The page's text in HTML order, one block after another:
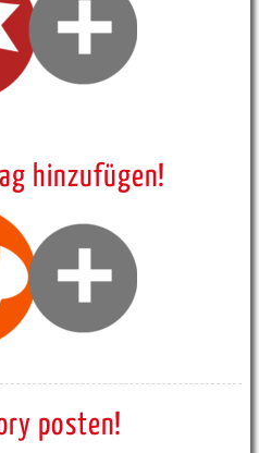
hinzufügen!
posten!